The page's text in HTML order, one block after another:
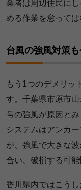
業者は周辺住民に
める作業を怠っては
台風の強風対策
もう1つのデメリッ
す。千葉県市原市
号の強風が原因と
システムはアンカ
が、強風で大きな
合い、破損する可能
香川県内ではこう